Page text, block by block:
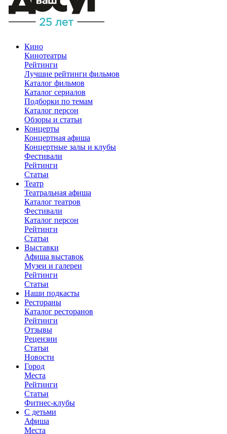
Кино
Кинотеатры
Рейтинги
Лучшие рейтинги фильмов
Каталог фильмов
Каталог сериалов
Подборки по темам
Каталог персон
Обзоры и статьи
Концерты
Концертная афиша
Концертные залы и клубы
Фестивали
Рейтинги
Статьи
Театр
Театральная афиша
Каталог театров
Фестивали
Каталог персон
Рейтинги
Статьи
Выставки
Афиша выставок
Музеи и галереи
Рейтинги
Статьи
Наши подкасты
Рестораны
Каталог ресторанов
Рейтинги
Отзывы
Рецензии
Статьи
Новости
Город
Места
Рейтинги
Статьи
Фитнес-клубы
С детьми
Афиша
Места